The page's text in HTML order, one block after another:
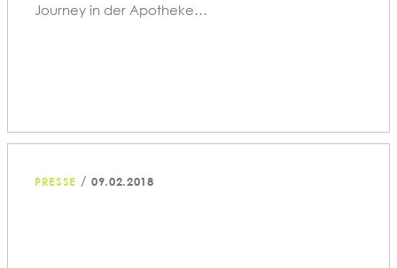
Journey in der Apotheke…
PRESSE /09.02.2018